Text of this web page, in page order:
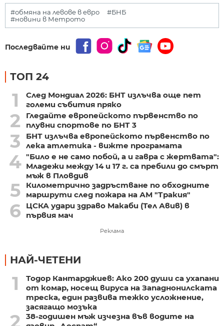
#обмяна на левове в евро
#БНБ
#новини в Метрото
Последвайте ни
ТОП 24
1
След Мондиал 2026: БНТ излъчва още пет
големи събития пряко
2
Гледайте европейското първенство по
плувни спортове по БНТ 3
3
БНТ излъчва европейското първенство по
лека атлетика - вижте програмата
4 "Било е не само побой, а и гавра с жертвата":
Младежи между 14 и 17 г. са пребили до смърт
мъж в Пловдив
5
Километрично задръстване по обходните
маршрути след пожара на АМ "Тракия"
6
ЦСКА удари здраво Макаби (Тел Авив) в
първия мач
Реклама
НАЙ-ЧЕТЕНИ
1
Тодор Кантарджиев: Ако 200 души са ухапани
от комар, носещ вируса на Западнонилската
треска, един развива тежко усложнение,
засягащо мозъка
2
38-годишен мъж изчезна във водите на